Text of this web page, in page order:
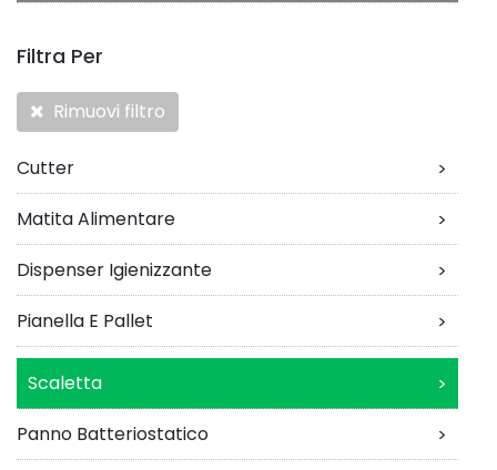
Filtra Per
Rimuovi filtro
Cutter
>
Matita Alimentare
>
Dispenser Igienizzante
>
Pianella E Pallet
>
Scaletta
>
Panno Batteriostatico
>